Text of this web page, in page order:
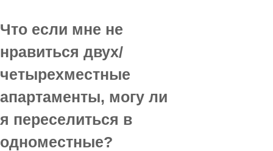
Что если мне не
нравиться двух/
четырехместные
апартаменты, могу ли
я переселиться в
одноместные?